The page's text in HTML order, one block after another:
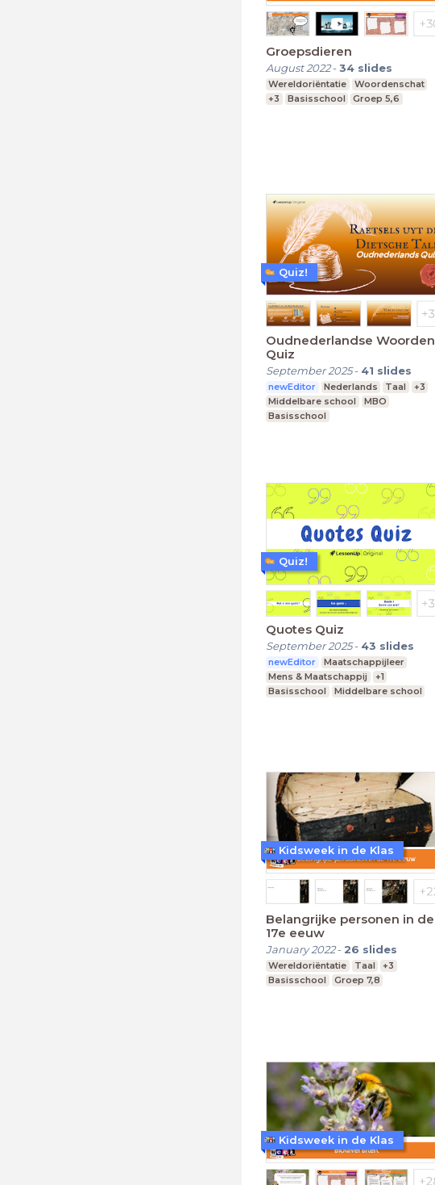
Groepsdieren
August 2022-34 slides
Wereldoriëntatie
Woordenschat
+3
Basisschool Groep 5,6
Oudnederlandse Woorden
Quiz
September 2025- 41 slides
newEditor Nederlands Taal
+3
Middelbare school
MBO
Basisschool
Quiz!
Quotes Quiz
September 2025- 43 slides
newEditor
Maatschappijleer
Mens & Maatschappij
+1
Basisschool
Middelbare school
Quiz!
Belangrijke personen in de
17e eeuw
January 2022- 26 slides
Wereldoriëntatie Taal
+3
Basisschool
Groep 7,8
Kidsweek in de Klas
Kidsweek in de Klas